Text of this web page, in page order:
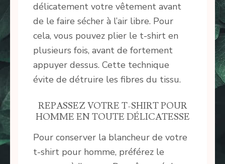
délicatement votre vêtement avant
de le faire sécher à l’air libre. Pour
cela, vous pouvez plier le t-shirt en
plusieurs fois, avant de fortement
appuyer dessus. Cette technique
évite de détruire les fibres du tissu.
REPASSEZ VOTRE T-SHIRT POUR
HOMME EN TOUTE DÉLICATESSE
Pour conserver la blancheur de votre
t-shirt pour homme, préférez le